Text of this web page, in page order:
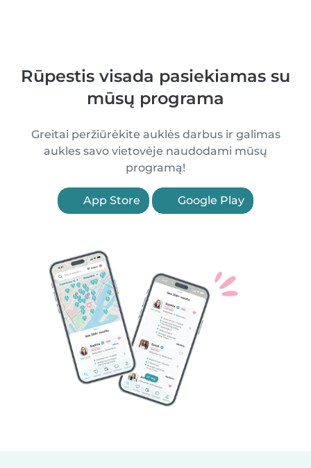
Rūpestis visada pasiekiamas su
mūsų programa
Greitai peržiūrėkite auklės darbus ir galimas
aukles savo vietovėje naudodami mūsų
programą!
App Store Google Play